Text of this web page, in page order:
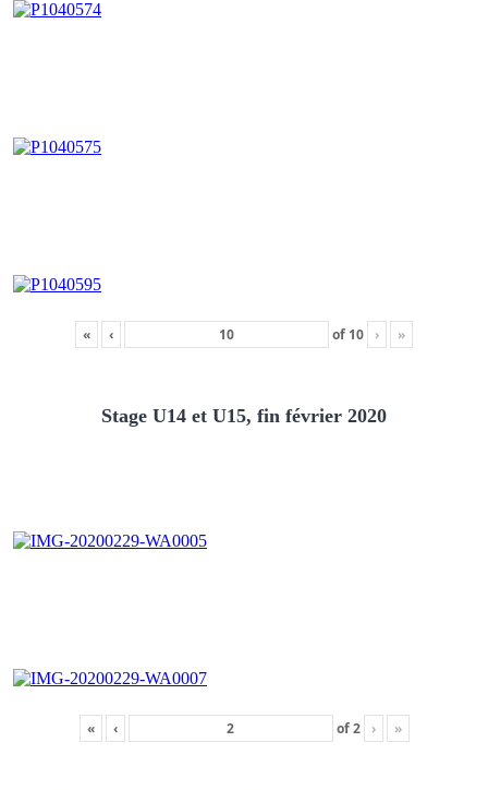
« ‹ of 10 › »
Stage U14 et U15, fin février 2020
« ‹ of2 › »